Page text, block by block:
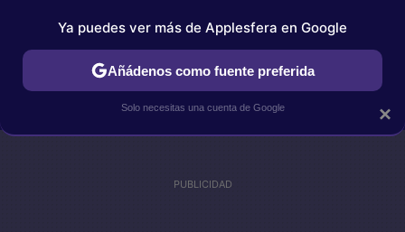
IPHONE TUTORIALES APPLESFERA SELECCIÓN
×
Ya puedes ver más de Applesfera en Google
Añádenos como fuente preferida
Solo necesitas una cuenta de Google